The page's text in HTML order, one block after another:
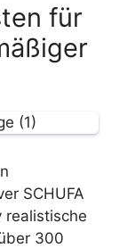
für
SCHUFA
realistische
300